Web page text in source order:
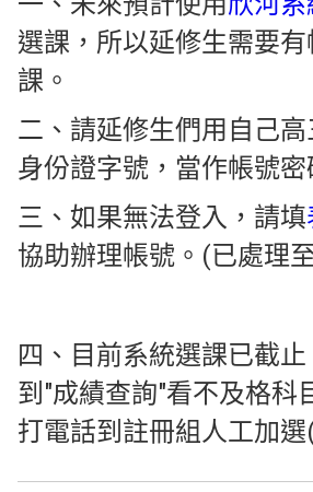
選課，所以延修生需要
課。
二、請延修生們用自己高
身份證字號，當作帳號密
三、如果無法登入，請填
協助辦理帳號。(已處理
四、目前系統選課已截
到"成績查詢"看不及格科
打電話到註冊組人工加選